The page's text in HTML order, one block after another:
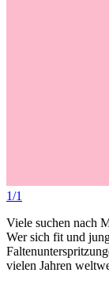
1/1
Viele suchen nach
Wer sich fit und
vielen Jahren